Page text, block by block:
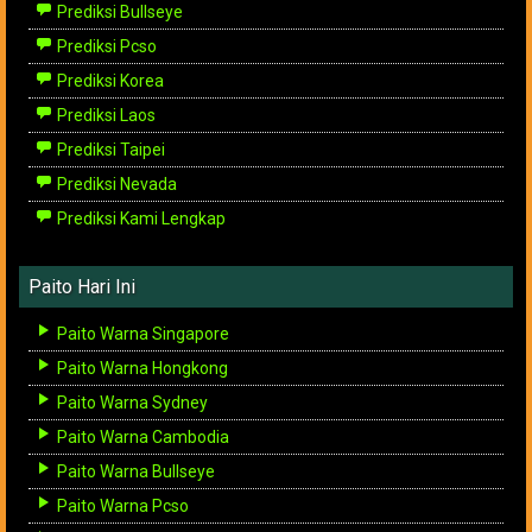
Prediksi Bullseye
Prediksi Pcso
Prediksi Korea
Prediksi Laos
Prediksi Taipei
Prediksi Nevada
Prediksi Kami Lengkap
Paito Hari Ini
Paito Warna Singapore
Paito Warna Hongkong
Paito Warna Sydney
Paito Warna Cambodia
Paito Warna Bullseye
Paito Warna Pcso